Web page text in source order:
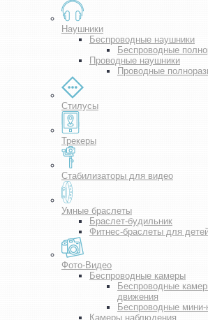
Наушники
Беспроводные наушники
Беспроводные
Проводные наушники
Проводные
Стилусы
Трекеры
Стабилизаторы для видео
Умные браслеты
Браслет-будильник
Фитнес-браслеты для
Фото-Видео
Беспроводные камеры
Беспроводные
движения
Беспроводные
Камеры наблюдения